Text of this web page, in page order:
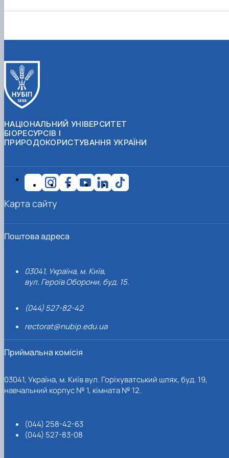
НАЦІОНАЛЬНИЙ УНІВЕРСИТЕТ
БІОРЕСУРСІВ І
ПРИРОДОКОРИСТУВАННЯ УКРАЇНИ
Поштова адреса
03041, Україна, м. Київ,
вул. Героїв Оборони, буд. 15.
(044) 527-82-42
rectorat@nubip.edu.ua
Приймальна комісія
03041, Україна, м. Київ вул. Горіхуватський шлях, буд. 19,
навчальний корпус № 1, кімната № 12.
(044) 258-42-63
(044) 527-83-08
Карта сайту